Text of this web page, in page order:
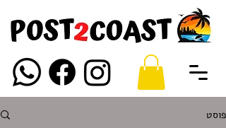
פוסט